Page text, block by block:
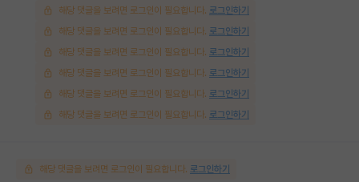
해당 댓글을 보려면 로그인이 필요합니다. 로그인하기
해당 댓글을 보려면 로그인이 필요합니다. 로그인하기
해당 댓글을 보려면 로그인이 필요합니다. 로그인하기
해당 댓글을 보려면 로그인이 필요합니다. 로그인하기
해당 댓글을 보려면 로그인이 필요합니다. 로그인하기
해당 댓글을 보려면 로그인이 필요합니다. 로그인하기
해당 댓글을 보려면 로그인이 필요합니다. 로그인하기